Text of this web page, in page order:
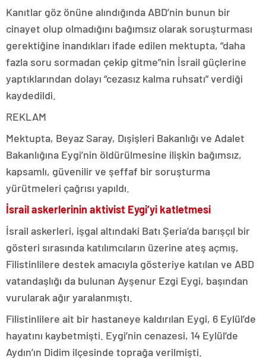
Kanıtlar göz önüne alındığında ABD’nin bunun bir
cinayet olup olmadığını bağımsız olarak soruşturması
gerektiğine inandıkları ifade edilen mektupta, “daha
fazla soru sormadan çekip gitme”nin İsrail güçlerine
yaptıklarından dolayı “cezasız kalma ruhsatı” verdiği
kaydedildi.
REKLAM
Mektupta, Beyaz Saray, Dışişleri Bakanlığı ve Adalet
Bakanlığına Eygi’nin öldürülmesine ilişkin bağımsız,
kapsamlı, güvenilir ve şeffaf bir soruşturma
yürütmeleri çağrısı yapıldı.
İsrail askerlerinin aktivist Eygi’yi katletmesi
İsrail askerleri, işgal altındaki Batı Şeria’da barışçıl bir
gösteri sırasında katılımcıların üzerine ateş açmış,
Filistinlilere destek amacıyla gösteriye katılan ve ABD
vatandaşlığı da bulunan Ayşenur Ezgi Eygi, başından
vurularak ağır yaralanmıştı.
Filistinlilere ait bir hastaneye kaldırılan Eygi, 6 Eylül’de
hayatını kaybetmişti. Eygi’nin cenazesi, 14 Eylül’de
Aydın’ın Didim ilçesinde toprağa verilmişti.